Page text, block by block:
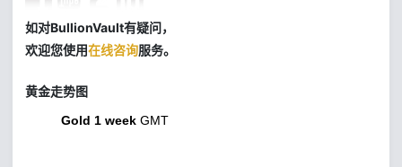
如对BullionVault有疑问，
欢迎您使用在线咨询服务。
黄金走势图
Gold 1 week GMT